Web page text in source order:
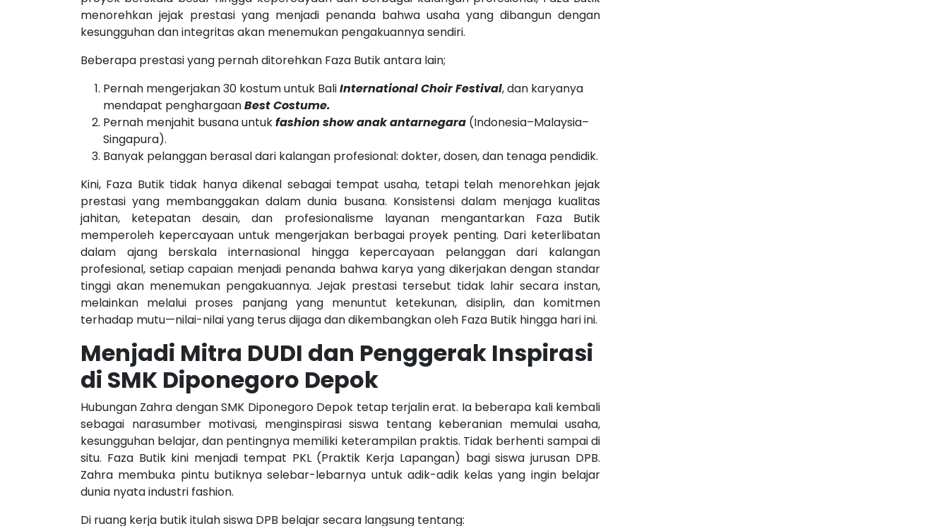
menorehkan jejak prestasi yang menjadi penanda bahwa usaha yang dibangun dengan
kesungguhan dan integritas akan menemukan pengakuannya sendiri.
Beberapa prestasi yang pernah ditorehkan Faza Butik antara lain;
Pernah mengerjakan 30 kostum untuk BaliInternational Choir Festival, dan karyanya
mendapat penghargaanBest Costume.
Pernah menjahit busana untukfashion show anak antarnegara (Indonesia–Malaysia–
Singapura).
Banyak pelanggan berasal dari kalangan profesional: dokter, dosen, dan tenaga pendidik.
Kini, Faza Butik tidak hanya dikenal sebagai tempat usaha, tetapi telah menorehkan jejak
prestasi yang membanggakan dalam dunia busana. Konsistensi dalam menjaga kualitas
jahitan, ketepatan desain, dan profesionalisme layanan mengantarkan Faza Butik
memperoleh kepercayaan untuk mengerjakan berbagai proyek penting. Dari keterlibatan
dalam ajang berskala internasional hingga kepercayaan pelanggan dari kalangan
profesional, setiap capaian menjadi penanda bahwa karya yang dikerjakan dengan standar
tinggi akan menemukan pengakuannya. Jejak prestasi tersebut tidak lahir secara instan,
melainkan melalui proses panjang yang menuntut ketekunan, disiplin, dan komitmen
terhadap mutu—nilai-nilai yang terus dijaga dan dikembangkan oleh Faza Butik hingga hari ini.
Menjadi Mitra DUDI dan Penggerak Inspirasi
di SMK Diponegoro Depok
Hubungan Zahra dengan SMK Diponegoro Depok tetap terjalin erat. Ia beberapa kali kembali
sebagai narasumber motivasi, menginspirasi siswa tentang keberanian memulai usaha,
kesungguhan belajar, dan pentingnya memiliki keterampilan praktis. Tidak berhenti sampai di
situ. Faza Butik kini menjadi tempat PKL (Praktik Kerja Lapangan) bagi siswa jurusan DPB.
Zahra membuka pintu butiknya selebar-lebarnya untuk adik-adik kelas yang ingin belajar
dunia nyata industri fashion.
Di ruang kerja butik itulah siswa DPB belajar secara langsung tentang: